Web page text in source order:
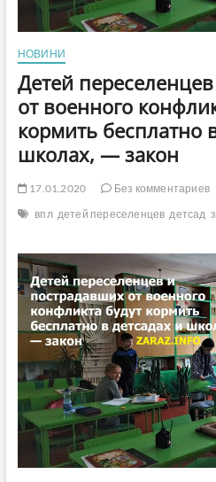
НОВИНИ
Детей
от военного
кормить бесплатно
школах, — закон
17.01.2020
Без комментариев
впл детей переселенцев детсад